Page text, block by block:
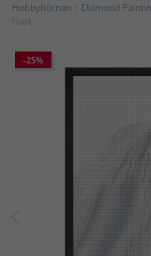
Hobbyhörnan Diamond
Häst
-25%